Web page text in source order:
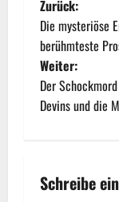
Zurück:
Die mysteriöse
berühmteste
Weiter:
Der
Devins und die
Schreibe